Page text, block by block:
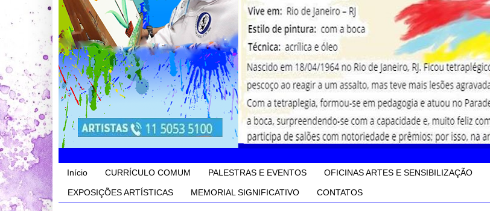
Início CURRÍCULO COMUM PALESTRAS E EVENTOS OFICINAS ARTES E SENSIBILIZAÇÃO
EXPOSIÇÕES ARTÍSTICAS MEMORIAL SIGNIFICATIVO CONTATOS